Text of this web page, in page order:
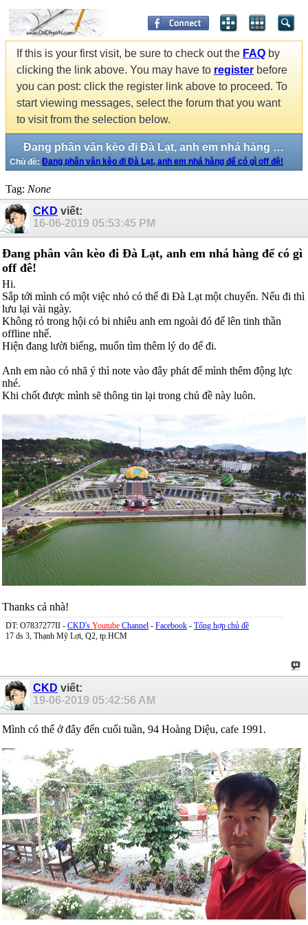
If this is your first visit, be sure to check out the FAQ by
clicking the link above. You may have to register before
you can post: click the register link above to proceed. To
start viewing messages, select the forum that you want
to visit from the selection below.
Đang phân vân kèo đi Đà Lạt, anh em nhá hàng để có gì off đê!
Chủ đề: Đang phân vân kèo đi Đà Lạt, anh em nhá hàng để có gì off đê!
Tag: None
CKD viết:
16-06-2019 05:53:45 PM
Đang phân vân kèo đi Đà Lạt, anh em nhá hàng để có gì
off đê!
Hi.
Sắp tới mình có một việc nhỏ có thể đi Đà Lạt một chuyến. Nếu đi thì
lưu lại vài ngày.
Không rỏ trong hội có bi nhiêu anh em ngoài đó để lên tinh thần
offline nhể.
Hiện đang lười biếng, muốn tìm thêm lý do để đi.
Anh em nào có nhã ý thì note vào đây phát để mình thêm động lực
nhé.
Khi chốt được mình sẽ thông tin lại trong chủ đề này luôn.
Thanks cả nhà!
DT: O7837277II - CKD's Youtube Channel - Facebook - Tổng hợp chủ đề
17 ds 3, Thạnh Mỹ Lợi, Q2, tp.HCM
CKD viết:
19-06-2019 05:42:56 AM
Mình có thể ở đây đến cuối tuần, 94 Hoàng Diệu, cafe 1991.